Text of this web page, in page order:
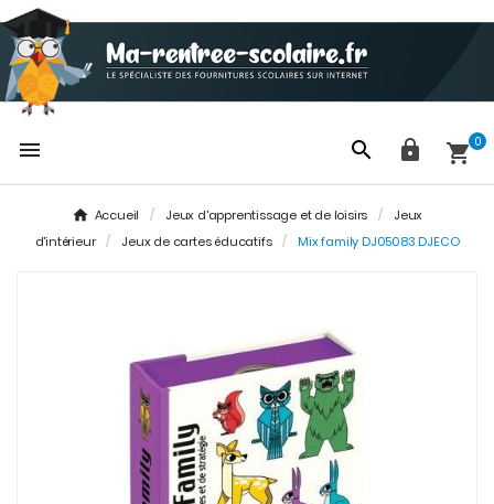
    0
Accueil Jeux d'apprentissage et de loisirs
Jeux
d'intérieur
Jeux de cartes éducatifs Mix family DJ05083 DJECO